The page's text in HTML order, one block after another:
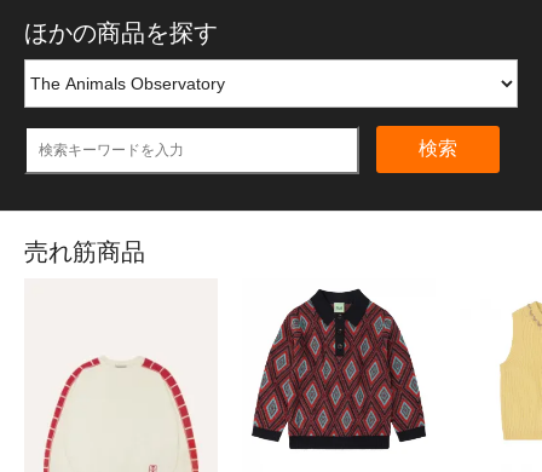
ほかの商品を探す
検索
売れ筋商品